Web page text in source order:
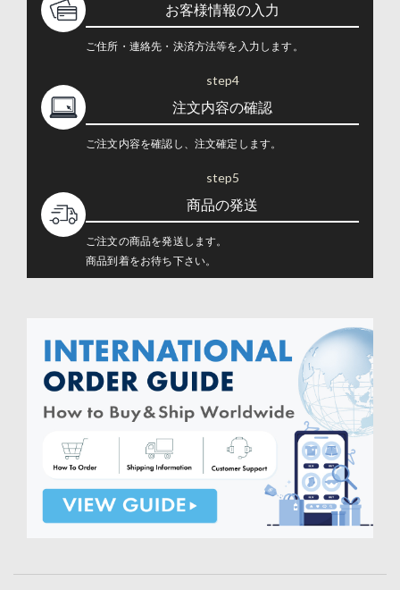
お客様情報の入力
ご住所・連絡先・決済方法等を入力します。
step4
注文内容の確認
ご注文内容を確認し、注文確定します。
step5
商品の発送
ご注文の商品を発送します。
商品到着をお待ち下さい。